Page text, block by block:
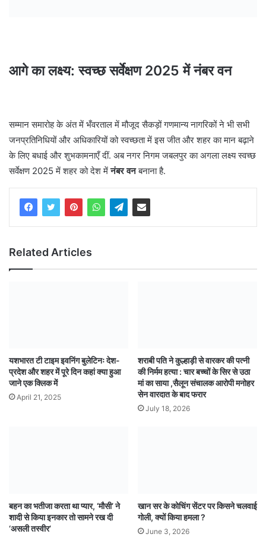
आगे का लक्ष्य: स्वच्छ सर्वेक्षण 2025 में नंबर वन
सम्मान समारोह के अंत में भँवरताल में मौजूद सैकड़ों गणमान्य नागरिकों ने भी सभी
जनप्रतिनिधियों और अधिकारियों को स्वच्छता में इस जीत और शहर का मान बढ़ाने
के लिए बधाई और शुभकामनाएँ दीं. अब नगर निगम जबलपुर का अगला लक्ष्य स्वच्छ
सर्वेक्षण 2025 में शहर को देश मेंनंबर वनबनाना है.
Related Articles
यशभारत टी टाइम इवनिंग बुलेटिनः देश-
प्रदेश और शहर में पूरे दिन कहां क्या हुआ
जाने एक क्लिक में
April 21, 2025
शराबी पति ने कुल्हाड़ी से वारकर की पत्नी
की निर्मम हत्या : चार बच्चों के सिर से उठा
मां का साया ,सैलून संचालक आरोपी मनोहर
सेन वारदात के बाद फरार
July 18, 2026
बहन का भतीजा करता था प्यार, ‘मौसी’ ने
शादी से किया इनकार तो सामने रख दी
‘असली तस्वीर’
खान सर के कोचिंग सेंटर पर किसने चलवाई
गोली, क्यों किया हमला ?
June 3, 2026